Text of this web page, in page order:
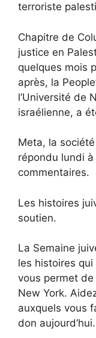
terroriste
Chapitre de
justice en
quelques mois
après, la
l’Université de
israélienne, a
Meta, la société
répondu lundi
commentaires.
Les histoires
soutien.
La Semaine
les histoires
vous permet
New York.
auxquels vous
don aujourd’hui.